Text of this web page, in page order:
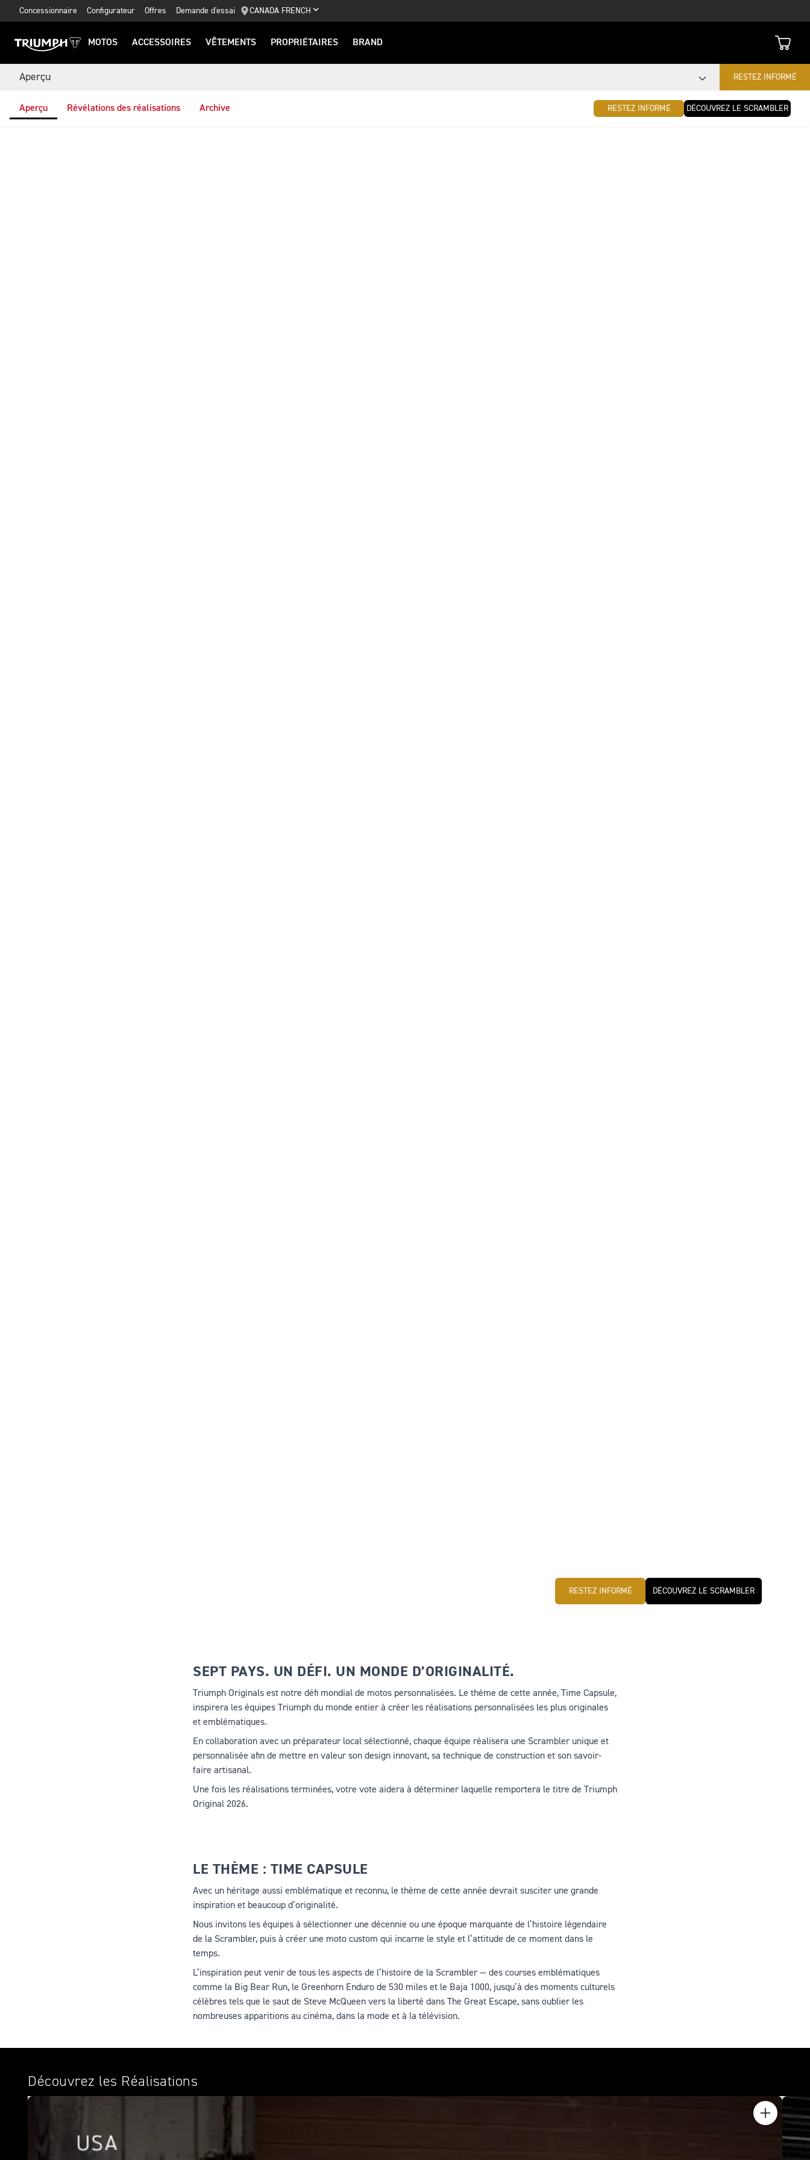
Concessionnaire Configurateur Offres Demande d'essai CANADA FRENCH
MOTOS ACCESSOIRES VÊTEMENTS PROPRIÉTAIRES BRAND
Aperçu RESTEZ INFORMÉ
Aperçu Révélations des réalisations Archive RESTEZ INFORMÉ DÉCOUVREZ LE SCRAMBLER
RESTEZ INFORMÉ DÉCOUVREZ LE SCRAMBLER
SEPT PAYS. UN DÉFI. UN MONDE D’ORIGINALITÉ.
Triumph Originals est notre défi mondial de motos personnalisées. Le thème de cette année, Time Capsule,
inspirera les équipes Triumph du monde entier à créer les réalisations personnalisées les plus originales
et emblématiques.
En collaboration avec un préparateur local sélectionné, chaque équipe réalisera une Scrambler unique et
personnalisée afin de mettre en valeur son design innovant, sa technique de construction et son savoir-
faire artisanal.
Une fois les réalisations terminées, votre vote aidera à déterminer laquelle remportera le titre de Triumph
Original 2026.
LE THÈME : TIME CAPSULE
Avec un héritage aussi emblématique et reconnu, le thème de cette année devrait susciter une grande
inspiration et beaucoup d’originalité.
Nous invitons les équipes à sélectionner une décennie ou une époque marquante de l’histoire légendaire
de la Scrambler, puis à créer une moto custom qui incarne le style et l’attitude de ce moment dans le
temps.
L’inspiration peut venir de tous les aspects de l’histoire de la Scrambler — des courses emblématiques
comme la Big Bear Run, le Greenhorn Enduro de 530 miles et le Baja 1000, jusqu’à des moments culturels
célèbres tels que le saut de Steve McQueen vers la liberté dans The Great Escape, sans oublier les
nombreuses apparitions au cinéma, dans la mode et à la télévision.
Découvrez les Réalisations